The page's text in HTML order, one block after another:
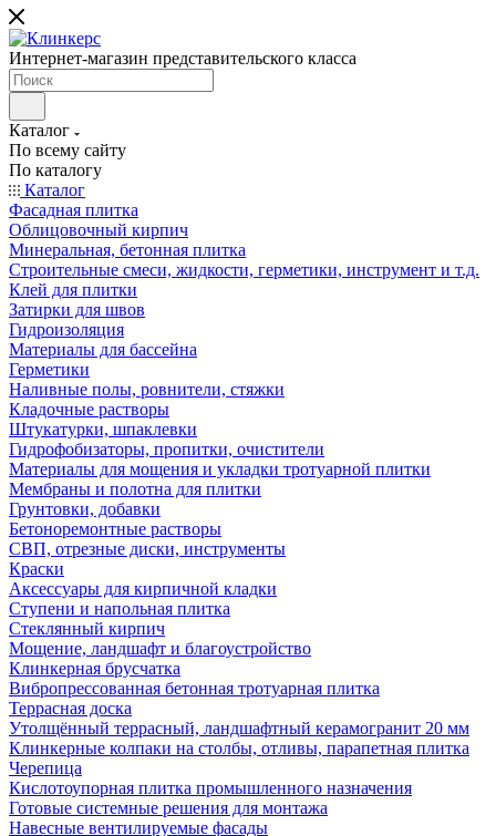
Интернет-магазин представительского класса
Каталог
По всему сайту
По каталогу
Каталог
Фасадная плитка
Облицовочный кирпич
Минеральная, бетонная плитка
Строительные смеси, жидкости, герметики, инструмент и т.д.
Клей для плитки
Затирки для швов
Гидроизоляция
Материалы для бассейна
Герметики
Наливные полы, ровнители, стяжки
Кладочные растворы
Штукатурки, шпаклевки
Гидрофобизаторы, пропитки, очистители
Материалы для мощения и укладки тротуарной плитки
Мембраны и полотна для плитки
Грунтовки, добавки
Бетоноремонтные растворы
СВП, отрезные диски, инструменты
Краски
Аксессуары для кирпичной кладки
Ступени и напольная плитка
Cтеклянный кирпич
Мощение, ландшафт и благоустройство
Клинкерная брусчатка
Вибропрессованная бетонная тротуарная плитка
Террасная доска
Утолщённый террасный, ландшафтный керамогранит 20 мм
Клинкерные колпаки на столбы, отливы, парапетная плитка
Черепица
Кислотоупорная плитка промышленного назначения
Готовые системные решения для монтажа
Навесные вентилируемые фасады